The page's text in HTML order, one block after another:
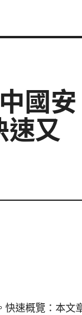
國安
速又
快速概覽：本文